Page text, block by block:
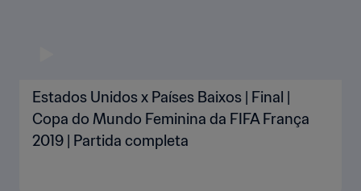
Estados Unidos x Países Baixos | Final |
Copa do Mundo Feminina da FIFA França
2019 | Partida completa